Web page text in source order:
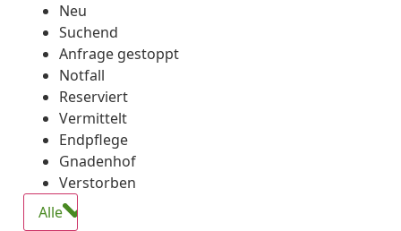
Neu
Suchend
Anfrage gestoppt
Notfall
Reserviert
Vermittelt
Endpflege
Gnadenhof
Verstorben
Alle